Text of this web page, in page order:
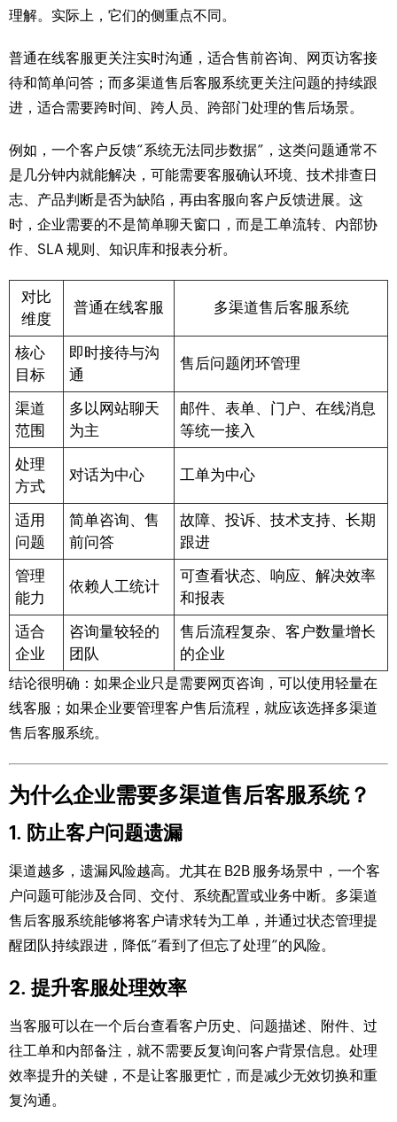
理解。实际上，它们的侧重点不同。
普通在线客服更关注实时沟通，适合售前咨询、网页访客接
待和简单问答；而多渠道售后客服系统更关注问题的持续跟
进，适合需要跨时间、跨人员、跨部门处理的售后场景。
例如，一个客户反馈“系统无法同步数据”，这类问题通常不
是几分钟内就能解决，可能需要客服确认环境、技术排查日
志、产品判断是否为缺陷，再由客服向客户反馈进展。这
时，企业需要的不是简单聊天窗口，而是工单流转、内部协
作、SLA 规则、知识库和报表分析。
对比
维度
普通在线客服 多渠道售后客服系统
核心
目标
即时接待与沟
通
售后问题闭环管理
渠道
范围
多以网站聊天
为主
邮件、表单、门户、在线消息
等统一接入
处理
方式
对话为中心 工单为中心
适用
问题
简单咨询、售
前问答
故障、投诉、技术支持、长期
跟进
管理
能力
依赖人工统计
可查看状态、响应、解决效率
和报表
适合
企业
咨询量较轻的
团队
售后流程复杂、客户数量增长
的企业
结论很明确：如果企业只是需要网页咨询，可以使用轻量在
线客服；如果企业要管理客户售后流程，就应该选择多渠道
售后客服系统。
为什么企业需要多渠道售后客服系统？
1. 防止客户问题遗漏
渠道越多，遗漏风险越高。尤其在 B2B 服务场景中，一个客
户问题可能涉及合同、交付、系统配置或业务中断。多渠道
售后客服系统能够将客户请求转为工单，并通过状态管理提
醒团队持续跟进，降低“看到了但忘了处理”的风险。
2. 提升客服处理效率
当客服可以在一个后台查看客户历史、问题描述、附件、过
往工单和内部备注，就不需要反复询问客户背景信息。处理
效率提升的关键，不是让客服更忙，而是减少无效切换和重
复沟通。